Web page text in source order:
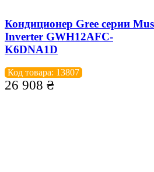
Кондиционер Gree серии
Inverter GWH12AFC-
K6DNA1D
Код товара: 13807
26 908 ₴